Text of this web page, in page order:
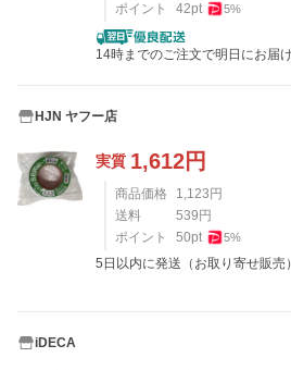
ポイント
42pt 5%
14時までのご注文で明日にお届
HJN ヤフー店
実質 1,612円
商品価格 1,123円
送料
539円
ポイント
50pt 5%
5日以内に発送（お取り寄せ販売
iDECA